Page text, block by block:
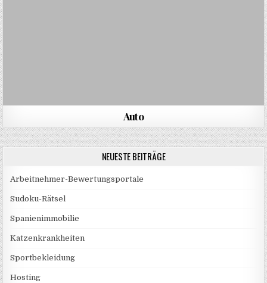
Auto
NEUESTE BEITRÄGE
Arbeitnehmer-Bewertungsportale
Sudoku-Rätsel
Spanienimmobilie
Katzenkrankheiten
Sportbekleidung
Hosting